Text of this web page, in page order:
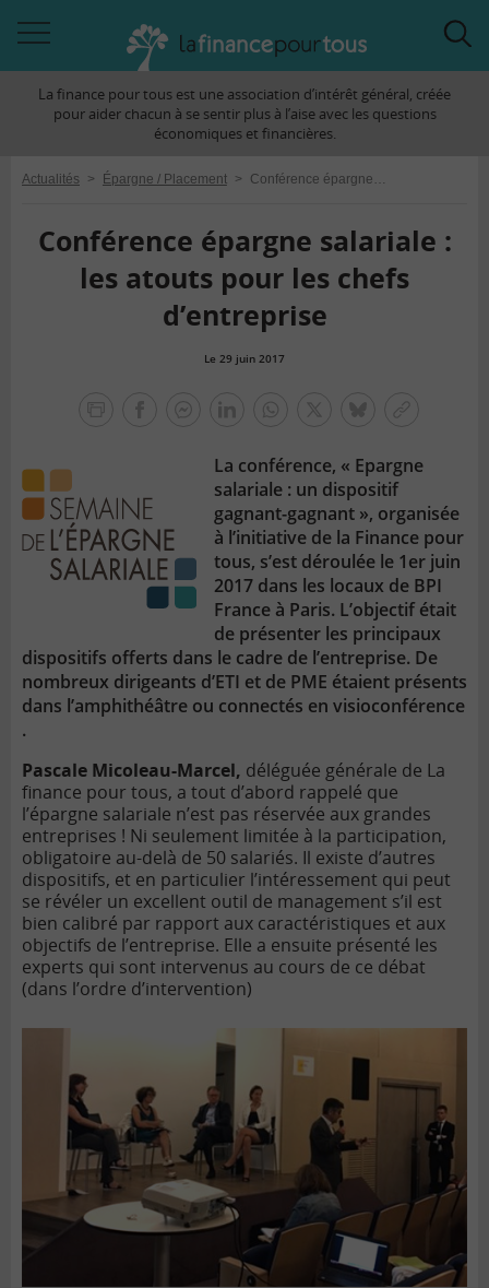
àLa finance pour tous est une association d’intérêt général, créée
pour aider chacun à se sentir plus à l’aise avec les questions
économiques et financières.
Actualités > Épargne / Placement > Conférence épargne salariale : les atouts pour les chefs d’entreprise
Conférence épargne salariale :
les atouts pour les chefs
d’entreprise
Le 29 juin 2017
lien
La conférence, « Epargne
salariale : un dispositif
gagnant-gagnant », organisée
à l’initiative de la Finance pour
tous, s’est déroulée le 1er juin
2017 dans les locaux de BPI
France à Paris. L’objectif était
de présenter les principaux
dispositifs offerts dans le cadre de l’entreprise. De
nombreux dirigeants d’ETI et de PME étaient présents
dans l’amphithéâtre ou connectés en visioconférence
.
Pascale Micoleau-Marcel, déléguée générale de La
finance pour tous, a tout d’abord rappelé que
l’épargne salariale n’est pas réservée aux grandes
entreprises ! Ni seulement limitée à la participation,
obligatoire au-delà de 50 salariés. Il existe d’autres
dispositifs, et en particulier l’intéressement qui peut
se révéler un excellent outil de management s’il est
bien calibré par rapport aux caractéristiques et aux
objectifs de l’entreprise. Elle a ensuite présenté les
experts qui sont intervenus au cours de ce débat
(dans l’ordre d’intervention)